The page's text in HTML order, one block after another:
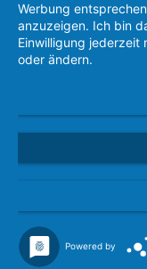
Werbung
anzuzeigen. Ich bin
Einwilligung
oder ändern.
Powered by